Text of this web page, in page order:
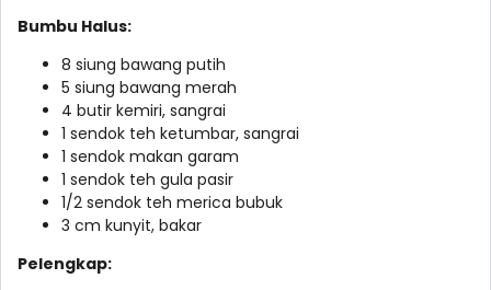
Bumbu Halus:
8 siung bawang putih
5 siung bawang merah
4 butir kemiri, sangrai
1 sendok teh ketumbar, sangrai
1 sendok makan garam
1 sendok teh gula pasir
1/2 sendok teh merica bubuk
3 cm kunyit, bakar
Pelengkap: